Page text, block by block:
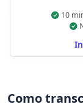
10
Como